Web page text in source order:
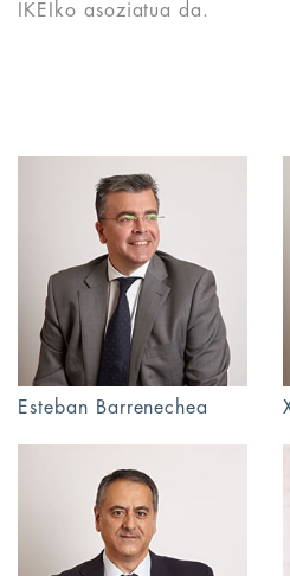
IKEIko asoziatua da.
Esteban Barrenechea